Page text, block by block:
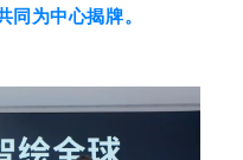
为中心揭牌。